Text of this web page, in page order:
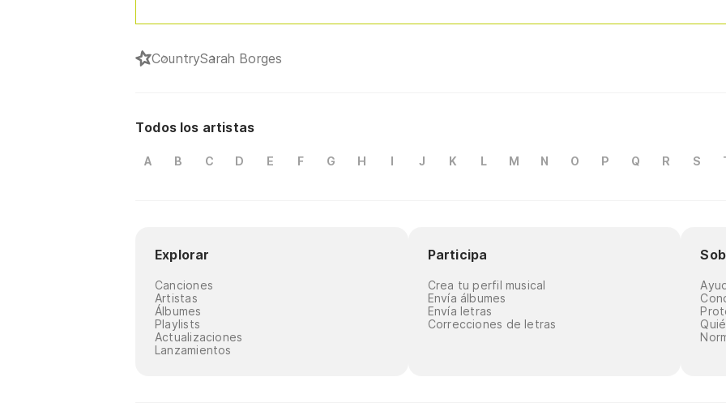
CountrySarah Borges
Todos los artistas
A B C D E F G H I J K L M N O P Q R S
Explorar
Canciones
Artistas
Álbumes
Playlists
Actualizaciones
Lanzamientos
Participa
Crea tu perfil musical
Envía álbumes
Envía letras
Correcciones de letras